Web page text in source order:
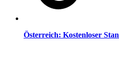
Österreich: Kostenloser